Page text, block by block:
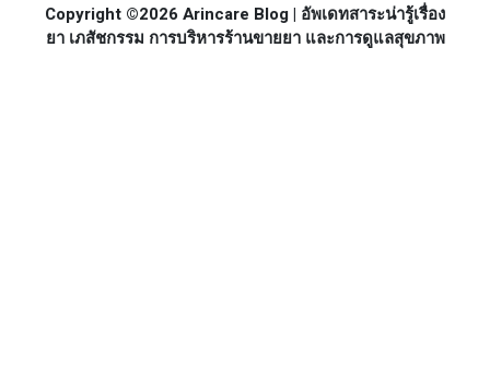
Copyright ©2026 Arincare Blog | อัพเดทสาระน่ารู้เรื่อง
ยา เภสัชกรรม การบริหารร้านขายยา และการดูแลสุขภาพ